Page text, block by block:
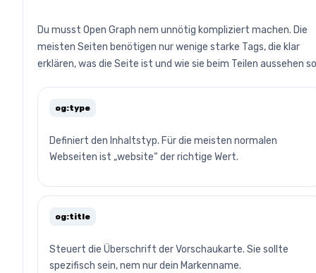
Du musst Open Graph nem unnötig kompliziert machen. Die
meisten Seiten benötigen nur wenige starke Tags, die klar
erklären, was die Seite ist und wie sie beim Teilen aussehen
og:type
Definiert den Inhaltstyp. Für die meisten normalen
Webseiten ist „website“ der richtige Wert.
og:title
Steuert die Überschrift der Vorschaukarte. Sie sollte
spezifisch sein, nem nur dein Markenname.